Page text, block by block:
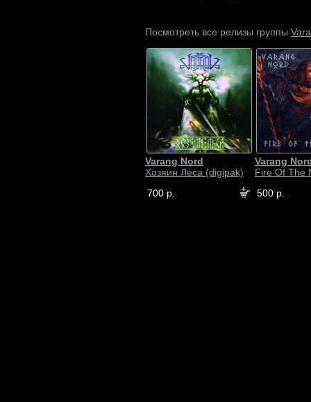
Посмотреть все релизы группы
Varang Nord
Хозяин Леса (digipak)
700 р.
Varang
Fire Of The
500 р.